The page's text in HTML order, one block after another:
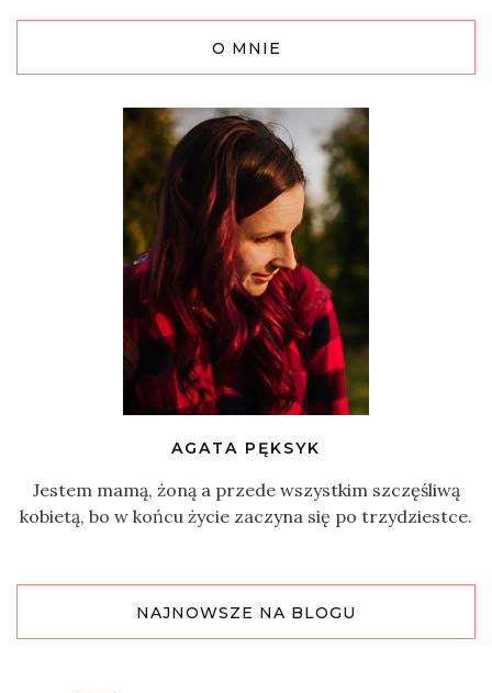
O MNIE
AGATA PĘKSYK
Jestem mamą, żoną a przede wszystkim szczęśliwą
kobietą, bo w końcu życie zaczyna się po trzydziestce.
NAJNOWSZE NA BLOGU